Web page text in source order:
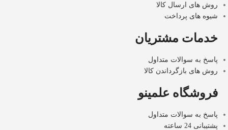
روش های ارسال کالا
شیوه های پرداخت
خدمات مشتریان
پاسخ به سوالات متداول
روش های بازگرداندن کالا
فروشگاه علمینو
پاسخ به سوالات متداول
پشتیبانی 24 ساعته